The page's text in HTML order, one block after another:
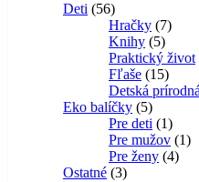
Deti 5656
produktov
Hračky 77
Knihy 55
Praktický život
Fľaše 1515
Detská
Eko balíčky 55
produktov
Pre deti 11
Pre mužov 11
Pre ženy 44
Ostatné 33